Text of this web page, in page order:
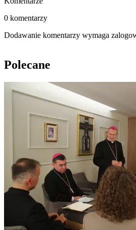
0 komentarzy
Dodawanie komentarzy wymaga
Polecane